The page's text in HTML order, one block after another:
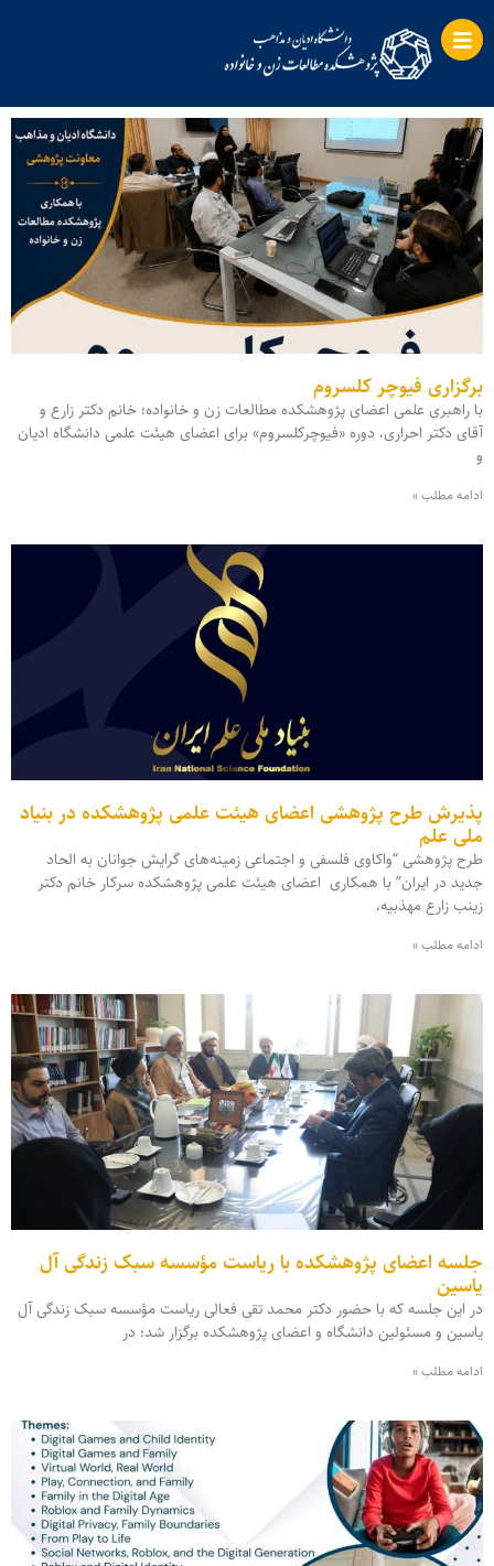
برگزاری فیوچر کلسروم
با راهبری علمی اعضای پژوهشکده مطالعات زن و خانواده؛ خانم دکتر زارع و
آقای دکتر احراری، دوره «فیوچرکلسروم» برای اعضای هیئت علمی دانشگاه ادیان
و
ادامه مطلب »
پذیرش طرح پژوهشی اعضای هیئت علمی پژوهشکده در بنیاد
ملی علم
طرح پژوهشی “واکاوی فلسفی و اجتماعی زمینه‌های گرایش جوانان به الحاد
جدید در ایران” با همکاری اعضای هیئت علمی پژوهشکده سرکار خانم دکتر
زینب زارع مهذبیه،
ادامه مطلب »
جلسه اعضای پژوهشکده با ریاست مؤسسه سبک زندگی آل
یاسین
در این جلسه که با حضور دکتر محمد تقی فعالی ریاست مؤسسه سبک زندگی آل
یاسین و مسئولین دانشگاه و اعضای پژوهشکده برگزار شد؛ در
ادامه مطلب »